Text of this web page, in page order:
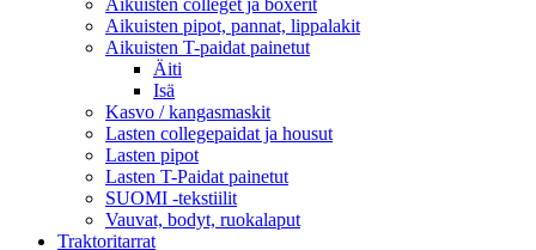
Aikuisten pipot, pannat, lippalakit
Aikuisten T-paidat painetut
Äiti
Isä
Kasvo / kangasmaskit
Lasten collegepaidat ja housut
Lasten pipot
Lasten T-Paidat painetut
SUOMI -tekstiilit
Vauvat, bodyt, ruokalaput
Traktoritarrat